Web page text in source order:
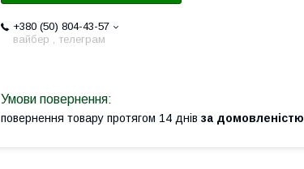
+380 (50) 804-43-57
вайбер , телеграм
повернення товару протягом 14 днів за домовленістю